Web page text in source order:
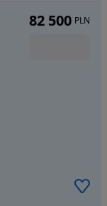
82 500 PLN